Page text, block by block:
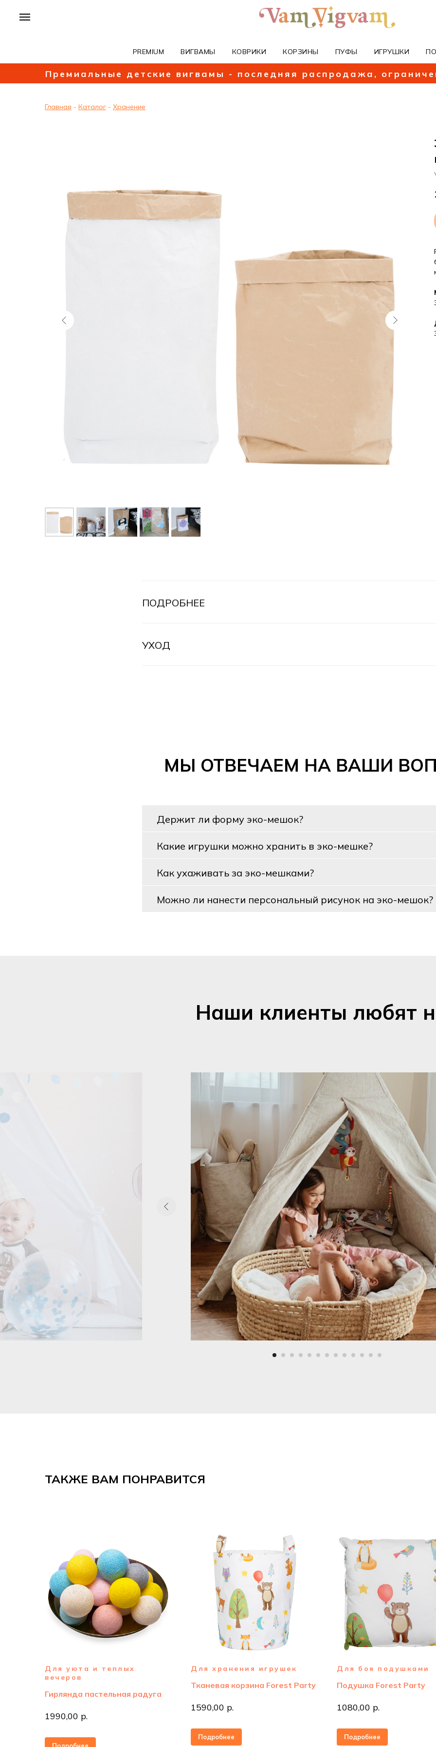
PREMIUM ВИГВАМЫ КОВРИКИ КОРЗИНЫ ПУФЫ ИГРУШКИ
Премиальные детские вигвамы - последняя распродажа,
Главная - Каталог - Хранение
ПОДРОБНЕЕ
УХОД
МЫ ОТВЕЧАЕМ НА ВАШИ
Держит ли форму эко-мешок?
Какие игрушки можно хранить в эко-мешке?
Как ухаживать за эко-мешками?
Можно ли нанести персональный рисунок на эко-мешок?
Наши клиенты любят
ТАКЖЕ ВАМ ПОНРАВИТСЯ
Для уюта и теплых
вечеров
Гирлянда пастельная радуга
1990,00 р.
Для хранения игрушек
Тканевая корзина Forest Party
1590,00 р.
Подробнее
Для боя подушками
Подушка Forest Party
1080,00 р.
Подробнее